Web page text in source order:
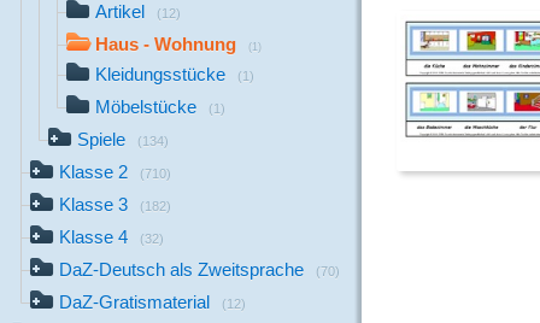
Artikel (12)
Haus - Wohnung (1)
Kleidungsstücke (1)
Möbelstücke (1)
Spiele (134)
Klasse 2 (710)
Klasse 3 (182)
Klasse 4 (32)
DaZ-Deutsch als Zweitsprache (70)
DaZ-Gratismaterial (12)